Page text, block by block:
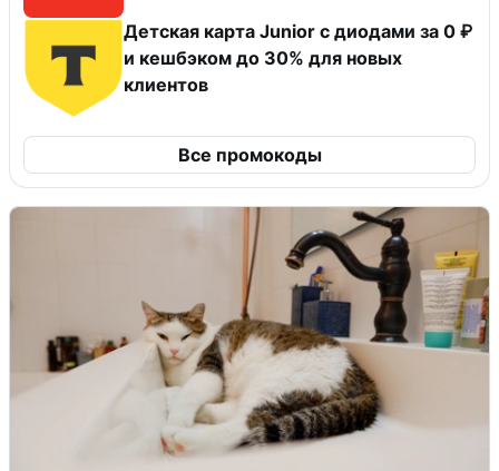
Детская карта Junior с диодами за 0 ₽
и кешбэком до 30% для новых
клиентов
Все промокоды